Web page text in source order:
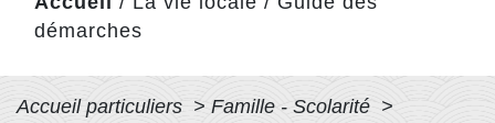
démarches
Accueil particuliers > Famille - Scolarité >